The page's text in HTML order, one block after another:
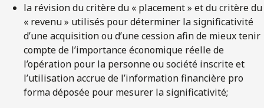
la révision du critère du « placement » et du critère du
« revenu » utilisés pour déterminer la significativité
d’une acquisition ou d’une cession afin de mieux tenir
compte de l’importance économique réelle de
l’opération pour la personne ou société inscrite et
l’utilisation accrue de l’information financière pro
forma déposée pour mesurer la significativité;